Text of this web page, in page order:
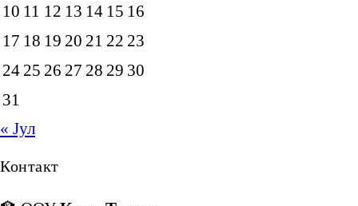
10 11 12 13 14 15 16
17 18 19 20 21 22 23
24 25 26 27 28 29 30
31
« Јул
Контакт